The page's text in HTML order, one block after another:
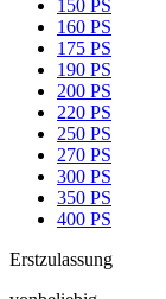
150 PS
160 PS
175 PS
190 PS
200 PS
220 PS
250 PS
270 PS
300 PS
350 PS
400 PS
Erstzulassung